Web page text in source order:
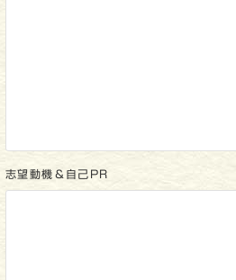
志望動機＆自己PR